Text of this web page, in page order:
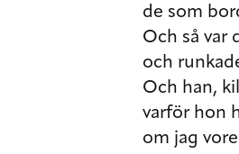
de som
Och så var
och
Och han,
varför hon
om jag